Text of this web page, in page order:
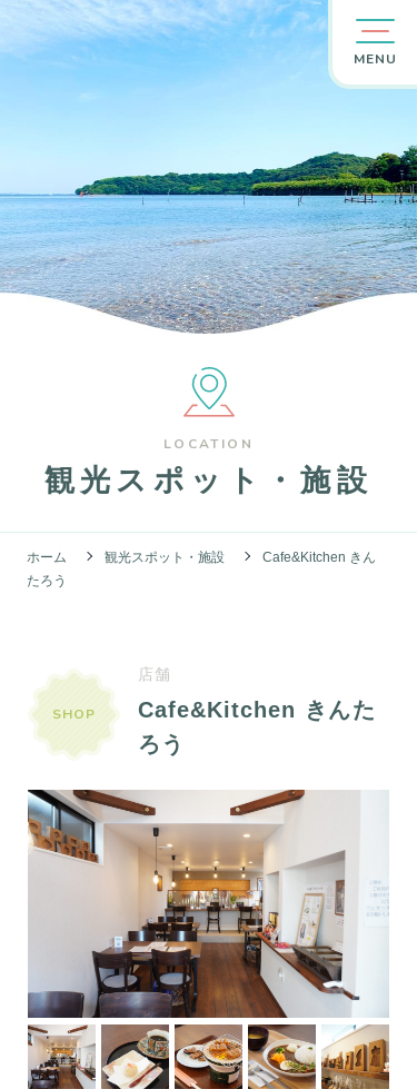
MENU
LOCATION
観光スポット・施設
ホーム 観光スポット・施設
Cafe&Kitchen きん
たろう
SHOP
店舗
Cafe&Kitchen きんた
ろう